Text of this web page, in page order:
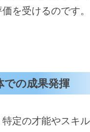
を受けるのです。
での成果発揮
定の才能やスキ